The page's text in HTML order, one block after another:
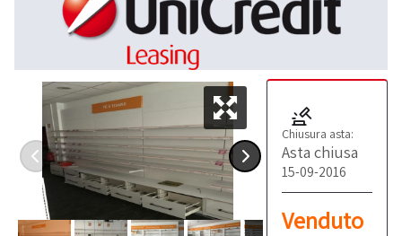
Chiusura asta:
Asta chiusa
15-09-2016
Venduto